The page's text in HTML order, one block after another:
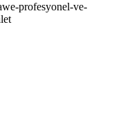
profesyonel-ve-